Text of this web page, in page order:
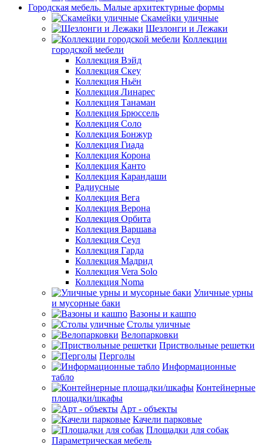
Городская мебель. Малые архитектурные формы
Скамейки уличные
Шезлонги и Лежаки
Коллекции
городской мебели
Коллекция Вэйд
Коллекция Скеу
Коллекция Ньён
Коллекция Линарес
Коллекция Танаман
Коллекция Брюссель
Коллекция Соло
Коллекция Бонжур
Коллекция Гиада
Коллекция Корона
Коллекция Канто
Коллекция Карандаши
Радиусные
Коллекция Вега
Коллекция Верона
Коллекция Орбита
Коллекция Варшава
Коллекция Сеул
Коллекция Гарда
Коллекция Мадрид
Коллекция Vera Solo
Коллекция Noma
Уличные урны
и мусорные баки
Вазоны и кашпо
Столы уличные
Велопарковки
Приствольные решетки
Перголы
Информационные
табло
Контейнерные
площадки/шкафы
Арт - объекты
Качели парковые
Площадки для собак
Параметрическая мебель